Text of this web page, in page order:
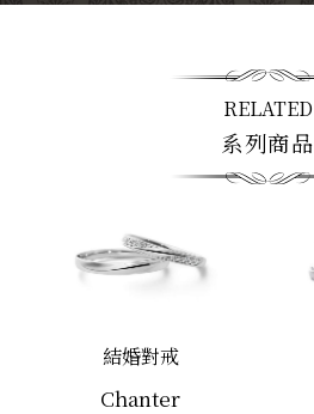
RELATED
系列商品
結婚對戒
Chanter